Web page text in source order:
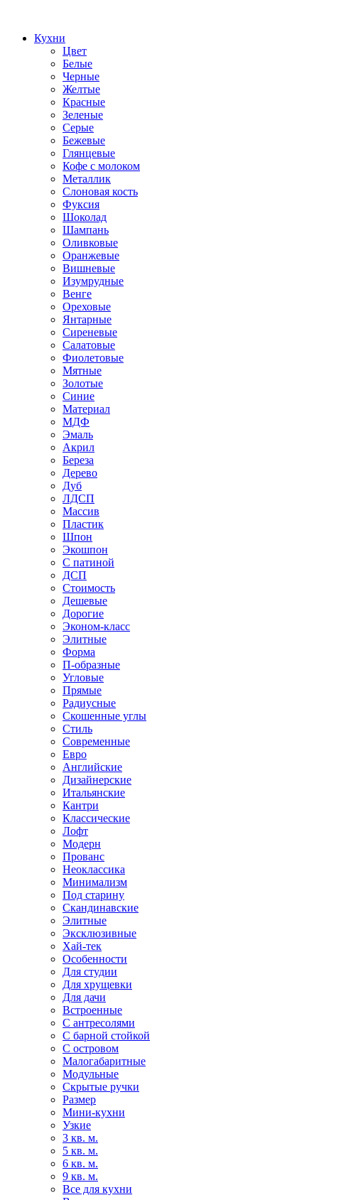
Кухни
Цвет
Белые
Черные
Желтые
Красные
Зеленые
Серые
Бежевые
Глянцевые
Кофе с молоком
Металлик
Слоновая кость
Фуксия
Шоколад
Шампань
Оливковые
Оранжевые
Вишневые
Изумрудные
Венге
Ореховые
Янтарные
Сиреневые
Салатовые
Фиолетовые
Мятные
Золотые
Синие
Материал
МДФ
Эмаль
Акрил
Береза
Дерево
Дуб
ЛДСП
Массив
Пластик
Шпон
Экошпон
С патиной
ДСП
Стоимость
Дешевые
Дорогие
Эконом-класс
Элитные
Форма
П-образные
Угловые
Прямые
Радиусные
Скошенные углы
Стиль
Современные
Евро
Английские
Дизайнерские
Итальянские
Кантри
Классические
Лофт
Модерн
Прованс
Неоклассика
Минимализм
Под старину
Скандинавские
Элитные
Эксклюзивные
Хай-тек
Особенности
Для студии
Для хрущевки
Для дачи
Встроенные
С антресолями
С барной стойкой
С островом
Малогабаритные
Модульные
Скрытые ручки
Размер
Мини-кухни
Узкие
3 кв. м.
5 кв. м.
6 кв. м.
9 кв. м.
Все для кухни